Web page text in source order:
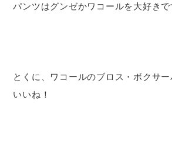
パンツはグンゼかワコールを大好きで
とくに、ワコールのブロス・ボクサ
いいね！